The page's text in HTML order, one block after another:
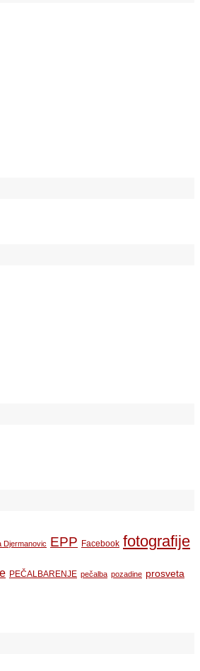
Djermanovic EPP Facebook fotografije
PEČALBARENJE pečalba pozadine prosveta